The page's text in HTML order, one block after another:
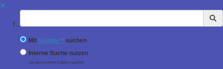
✖
Suchbegriff
Mit Google™ suchen
Interne Suche nutzen
(eingeschränkte Ergebnisqualität)